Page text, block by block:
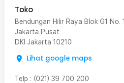
Toko
Bendungan Hilir Raya Blok G1 No.
Jakarta Pusat
DKI Jakarta 10210
Lihat google maps
Telp : (021) 39 700 200